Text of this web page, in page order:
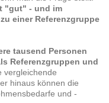
"gut" - und im
einer Referenzgruppe
tausend Personen
Referenzgruppen und
vergleichende
hinaus können die
und -